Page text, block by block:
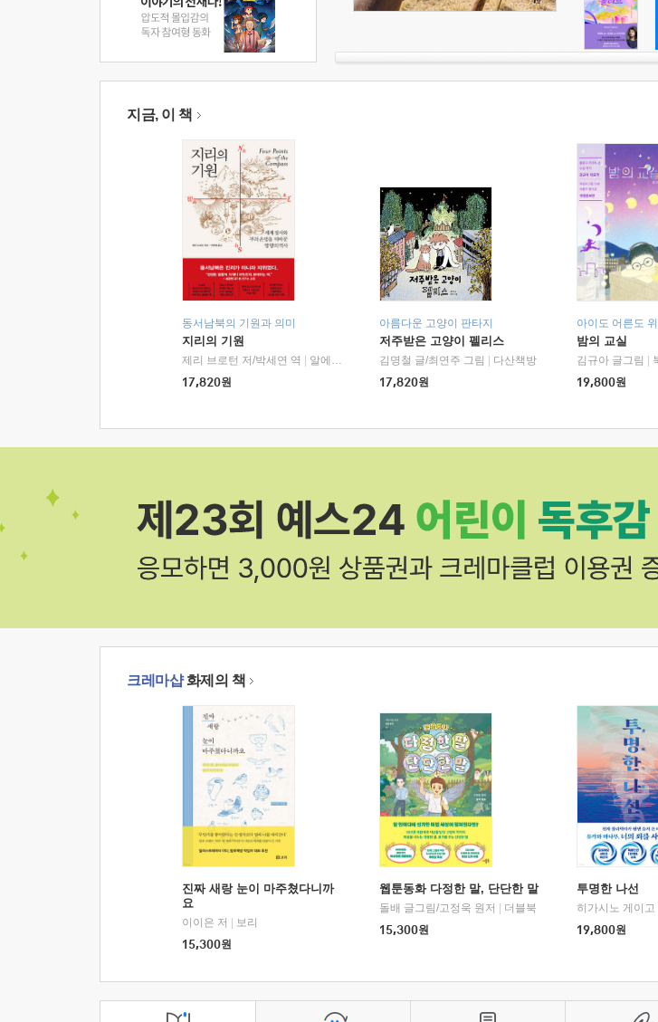
지금, 이 책
동서남북의 기원과 의미
지리의 기원
제리 브로턴 저/박세연 역
알에이치코리아(RHK)
17,820원
아름다운 고양이 판타지
저주받은 고양이 펠리스
김명철 글/최연주 그림
다산책방
17,820원
아이도 어른도
밤의 교실
김규아 글그림
19,800원
크레마샵화제의 책
진짜 새랑 눈이 마주쳤다니까
요
이이은 저
보리
15,300원
웹툰동화 다정한 말, 단단한 말
돌배 글그림/고정욱 원저
더블북
15,300원
투명한 나선
히가시노 게이고
19,800원